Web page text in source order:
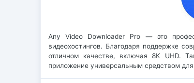
Any Video Downloader Pro — это
видеохостингов. Благодаря поддержке
отличном качестве, включая 8K UHD.
приложение универсальным средством